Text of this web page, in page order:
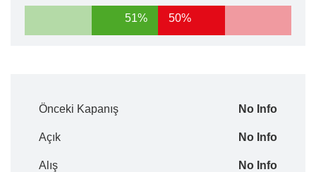
51% 50%
Önceki Kapanış No Info
Açık No Info
Alış No Info